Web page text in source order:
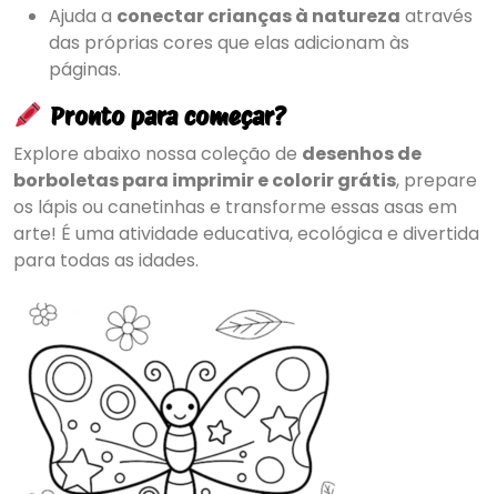
Ajuda a conectar crianças à natureza através
das próprias cores que elas adicionam às
páginas.
Pronto para começar?
Explore abaixo nossa coleção de desenhos de
borboletas para imprimir e colorir grátis, prepare
os lápis ou canetinhas e transforme essas asas em
arte! É uma atividade educativa, ecológica e divertida
para todas as idades.